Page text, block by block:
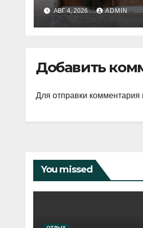
fashion-тренды
2026 года
АВГ 4, 2026 ADMIN
Добавить
Для отправки
You missed